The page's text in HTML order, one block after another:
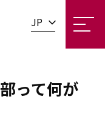
JP
って何が